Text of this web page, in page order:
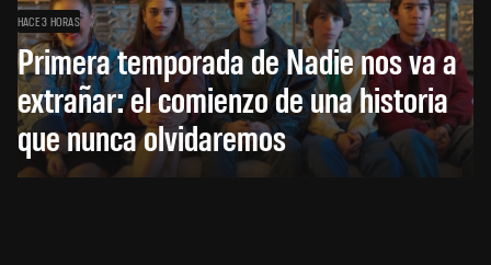
HACE 3 HORAS
Primera temporada de Nadie nos va a
extrañar: el comienzo de una historia
que nunca olvidaremos